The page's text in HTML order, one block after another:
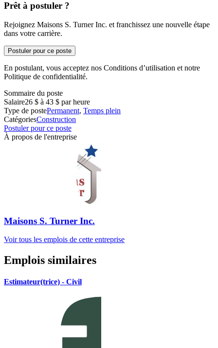
Prêt à postuler ?
Rejoignez Maisons S. Turner Inc. et franchissez une nouvelle étape
dans votre carrière.
Postuler pour ce poste
En postulant, vous acceptez nos Conditions d’utilisation et notre
Politique de confidentialité.
Sommaire du poste
Salaire26 $ à 43 $ par heure
Type de postePermanent, Temps plein
CatégoriesConstruction
Postuler pour ce poste
À propos de l'entreprise
Maisons S. Turner Inc.
Voir tous les emplois de cette entreprise
Emplois similaires
Estimateur(trice) - Civil